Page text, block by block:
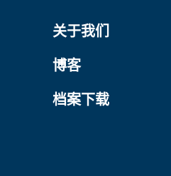
关于我们
博客
档案下载